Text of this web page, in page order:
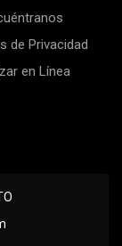
de Privacidad
en Línea